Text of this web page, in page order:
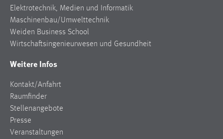
Elektrotechnik, Medien und Informatik
Maschinenbau/Umwelttechnik
Weiden Business School
Wirtschaftsingenieurwesen und Gesundheit
Weitere Infos
Kontakt/Anfahrt
Raumfinder
Stellenangebote
Presse
Veranstaltungen